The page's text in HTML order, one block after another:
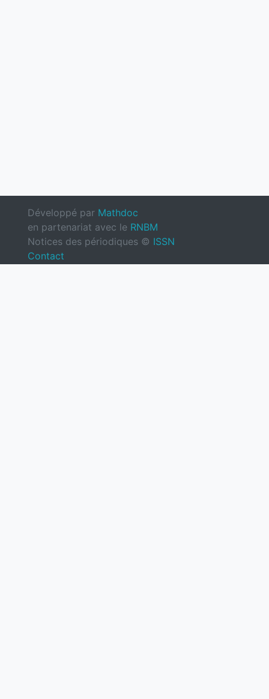
Développé par Mathdoc
en partenariat avec le RNBM
Notices des périodiques © ISSN
Contact